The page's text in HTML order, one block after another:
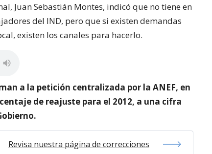
Juan Sebastián Montes, indicó que no tiene en
del IND, pero que si existen demandas
existen los canales para hacerlo.
a la petición centralizada por la ANEF, en
de reajuste para el 2012, a una cifra
Revisa nuestra página de correcciones